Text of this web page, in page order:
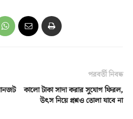
পরবর্তী নিবন্ধ
কালো টাকা সাদা করার সুযোগ ফিরল,
উৎস নিয়ে প্রশ্নও তোলা যাবে না